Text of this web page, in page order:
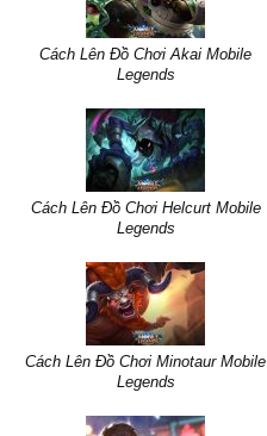
Cách Lên Đồ Chơi Akai Mobile
Legends
Cách Lên Đồ Chơi Helcurt Mobile
Legends
Cách Lên Đồ Chơi Minotaur Mobile
Legends